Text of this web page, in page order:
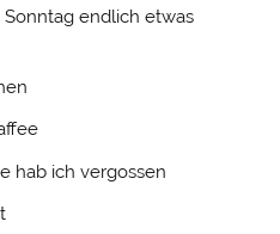
Sonntag endlich etwas
hab ich vergossen